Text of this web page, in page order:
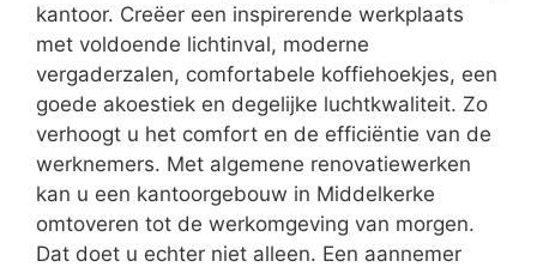
kantoor. Creëer een inspirerende werkplaats
met voldoende lichtinval, moderne
vergaderzalen, comfortabele koffiehoekjes, een
goede akoestiek en degelijke luchtkwaliteit. Zo
verhoogt u het comfort en de efficiëntie van de
werknemers. Met algemene renovatiewerken
kan u een kantoorgebouw in Middelkerke
omtoveren tot de werkomgeving van morgen.
Dat doet u echter niet alleen. Een aannemer